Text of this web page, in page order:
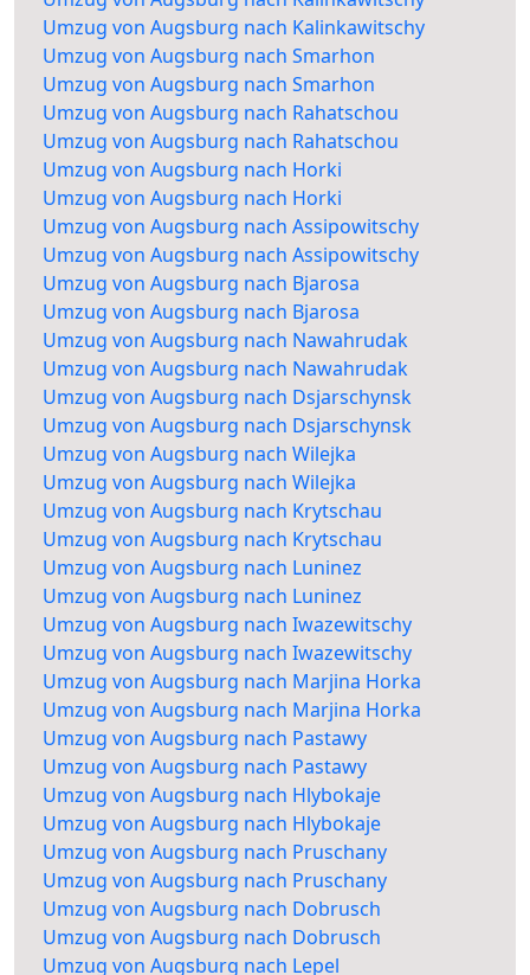
Umzug von Augsburg nach Kalinkawitschy
Umzug von Augsburg nach Smarhon
Umzug von Augsburg nach Smarhon
Umzug von Augsburg nach Rahatschou
Umzug von Augsburg nach Rahatschou
Umzug von Augsburg nach Horki
Umzug von Augsburg nach Horki
Umzug von Augsburg nach Assipowitschy
Umzug von Augsburg nach Assipowitschy
Umzug von Augsburg nach Bjarosa
Umzug von Augsburg nach Bjarosa
Umzug von Augsburg nach Nawahrudak
Umzug von Augsburg nach Nawahrudak
Umzug von Augsburg nach Dsjarschynsk
Umzug von Augsburg nach Dsjarschynsk
Umzug von Augsburg nach Wilejka
Umzug von Augsburg nach Wilejka
Umzug von Augsburg nach Krytschau
Umzug von Augsburg nach Krytschau
Umzug von Augsburg nach Luninez
Umzug von Augsburg nach Luninez
Umzug von Augsburg nach Iwazewitschy
Umzug von Augsburg nach Iwazewitschy
Umzug von Augsburg nach Marjina Horka
Umzug von Augsburg nach Marjina Horka
Umzug von Augsburg nach Pastawy
Umzug von Augsburg nach Pastawy
Umzug von Augsburg nach Hlybokaje
Umzug von Augsburg nach Hlybokaje
Umzug von Augsburg nach Pruschany
Umzug von Augsburg nach Pruschany
Umzug von Augsburg nach Dobrusch
Umzug von Augsburg nach Dobrusch
Umzug von Augsburg nach Lepel